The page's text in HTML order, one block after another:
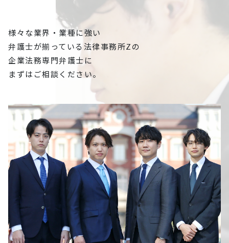
様々な業界・業種に強い
弁護士が揃っている法律事務所Zの
企業法務専門弁護士に
まずはご相談ください。